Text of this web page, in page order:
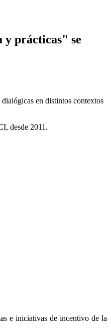
y prácticas" se
en distintos contextos
desde 2011.
e iniciativas de incentivo de la